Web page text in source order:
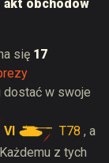
obchodów
się 17
dostać w swoje
VI T78 , a
z tych